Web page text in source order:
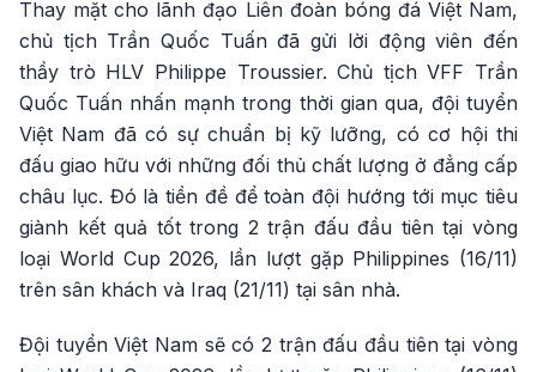
Thay mặt cho lãnh đạo Liên đoàn bóng đá Việt Nam,
chủ tịch Trần Quốc Tuấn đã gửi lời động viên đến
thầy trò HLV Philippe Troussier. Chủ tịch VFF Trần
Quốc Tuấn nhấn mạnh trong thời gian qua, đội tuyển
Việt Nam đã có sự chuẩn bị kỹ lưỡng, có cơ hội thi
đấu giao hữu với những đối thủ chất lượng ở đẳng cấp
châu lục. Đó là tiền đề để toàn đội hướng tới mục tiêu
giành kết quả tốt trong 2 trận đấu đầu tiên tại vòng
loại World Cup 2026, lần lượt gặp Philippines (16/11)
trên sân khách và Iraq (21/11) tại sân nhà.
Đội tuyển Việt Nam sẽ có 2 trận đấu đầu tiên tại vòng